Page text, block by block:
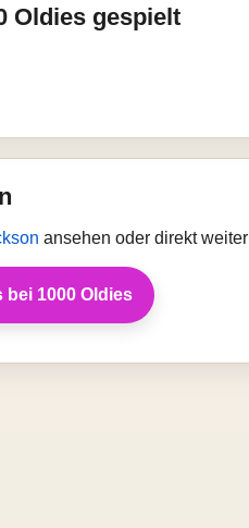
Oldies gespielt
ansehen oder direkt weiter
bei 1000 Oldies